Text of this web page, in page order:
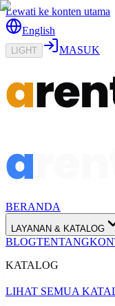
Lewati ke konten utama
English
LIGHT MASUK
BERANDA
LAYANAN & KATALOG
BLOGTENTANG
KATALOG
LIHAT SEMUA